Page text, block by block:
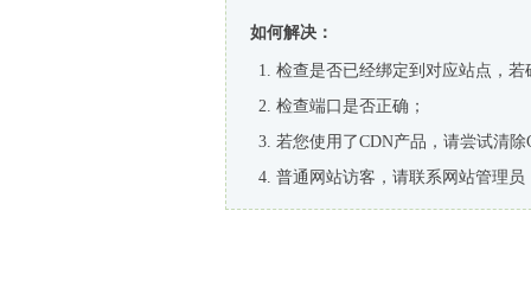
如何解决：
检查是否已经绑定到对应站点，
检查端口是否正确；
若您使用了CDN产品，请尝试清除
普通网站访客，请联系网站管理员